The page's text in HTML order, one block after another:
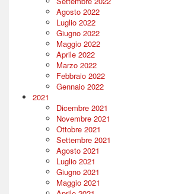
Agosto 2022
Luglio 2022
Giugno 2022
Maggio 2022
Aprile 2022
Marzo 2022
Febbraio 2022
Gennaio 2022
2021
Dicembre 2021
Novembre 2021
Ottobre 2021
Settembre 2021
Agosto 2021
Luglio 2021
Giugno 2021
Maggio 2021